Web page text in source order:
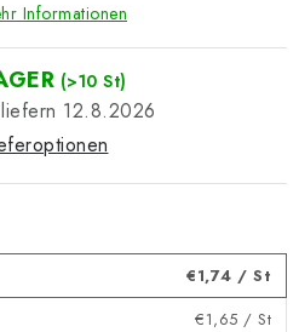
Informationen
(>10 St)
12.8.2026
€1,74 / St
€1,65 / St